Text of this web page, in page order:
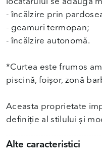
locatarului se adaugă
- încălzire prin
- geamuri termopan;
- încălzire autonomă.
*Curtea este frumos
piscină, foișor, zonă
Aceasta proprietate
definiție al stilului și
Alte caracteristici